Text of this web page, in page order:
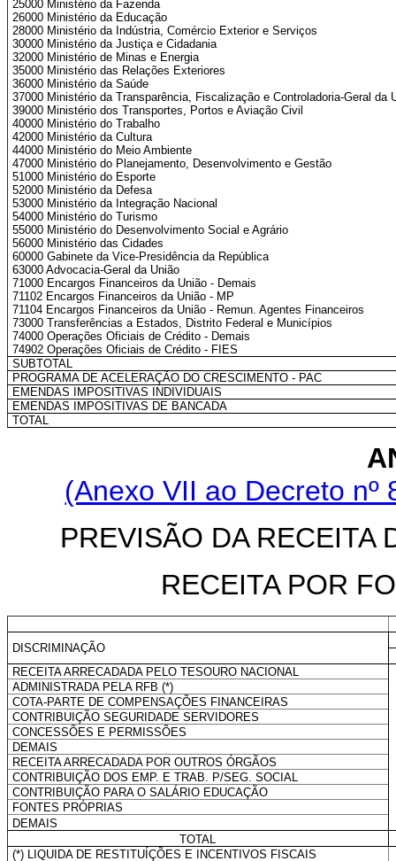
25000 Ministério da Fazenda
26000 Ministério da Educação
28000 Ministério da Indústria, Comércio Exterior e Serviços
30000 Ministério da Justiça e Cidadania
32000 Ministério de Minas e Energia
35000 Ministério das Relações Exteriores
36000 Ministério da Saúde
37000 Ministério da Transparência, Fiscalização e Controladoria-Geral da
39000 Ministério dos Transportes, Portos e Aviação Civil
40000 Ministério do Trabalho
42000 Ministério da Cultura
44000 Ministério do Meio Ambiente
47000 Ministério do Planejamento, Desenvolvimento e Gestão
51000 Ministério do Esporte
52000 Ministério da Defesa
53000 Ministério da Integração Nacional
54000 Ministério do Turismo
55000 Ministério do Desenvolvimento Social e Agrário
56000 Ministério das Cidades
60000 Gabinete da Vice-Presidência da República
63000 Advocacia-Geral da União
71000 Encargos Financeiros da União - Demais
71102 Encargos Financeiros da União - MP
71104 Encargos Financeiros da União - Remun. Agentes Financeiros
73000 Transferências a Estados, Distrito Federal e Municípios
74000 Operações Oficiais de Crédito - Demais
74902 Operações Oficiais de Crédito - FIES
SUBTOTAL
PROGRAMA DE ACELERAÇÃO DO CRESCIMENTO - PAC
EMENDAS IMPOSITIVAS INDIVIDUAIS
EMENDAS IMPOSITIVAS DE BANCADA
TOTAL
(Anexo VII ao Decreto
PREVISÃO DA RECEITA
RECEITA POR
DISCRIMINAÇÃO
RECEITA ARRECADADA PELO TESOURO NACIONAL
ADMINISTRADA PELA RFB (*)
COTA-PARTE DE COMPENSAÇÕES FINANCEIRAS
CONTRIBUIÇÃO SEGURIDADE SERVIDORES
CONCESSÕES E PERMISSÕES
DEMAIS
RECEITA ARRECADADA POR OUTROS ÓRGÃOS
CONTRIBUIÇÃO DOS EMP. E TRAB. P/SEG. SOCIAL
CONTRIBUIÇÃO PARA O SALÁRIO EDUCAÇÃO
FONTES PRÓPRIAS
DEMAIS
TOTAL
(*) LIQUIDA DE RESTITUÍÇÕES E INCENTIVOS FISCAIS